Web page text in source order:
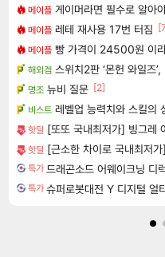
메이플 게이머라면 필수로 알아
메이플 레테 재사용 17번 터짐
메이플 빵 가격이 24500원 이
해외겜 스위치2판 ‘몬헌 와일
명조 뉴비 질문 [2]
비스트 레벨업 능력치와 스킬의
핫딜 [또또 국내최저가] 빙그레 아
핫딜 [근소한 차이로 국내최저
특가
특가